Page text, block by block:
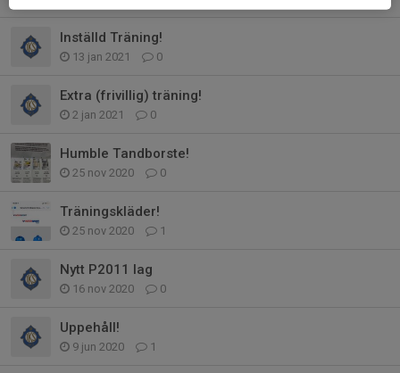
Inställd Träning!
13 jan 2021 0
Extra (frivillig) träning!
2 jan 2021 0
Humble Tandborste!
25 nov 2020 0
Träningskläder!
25 nov 2020 1
Nytt P2011 lag
16 nov 2020 0
Uppehåll!
9 jun 2020 1